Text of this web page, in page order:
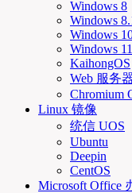
Windows 8
Windows
Windows
Windows 11
KaihongOS
Web 服务
Chromium
Linux 镜像
统信 UOS
Ubuntu
Deepin
CentOS
Microsoft Office